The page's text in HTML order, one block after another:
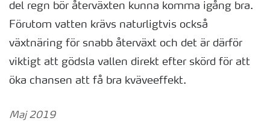
del regn bör återväxten kunna komma igång bra.
Förutom vatten krävs naturligtvis också
växtnäring för snabb återväxt och det är därför
viktigt att gödsla vallen direkt efter skörd för att
öka chansen att få bra kväveeffekt.
Maj 2019